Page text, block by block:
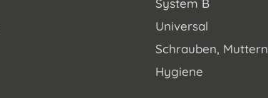
System B
Universal
Schrauben, Muttern
Hygiene